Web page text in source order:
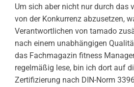
Um sich aber nicht nur durch das
von der Konkurrenz abzusetzen,
Verantwortlichen von tamado
nach einem unabhängigen
das Fachmagazin fitness
regelmäßig lese, bin ich dort auf
Zertifizierung nach DIN-Norm